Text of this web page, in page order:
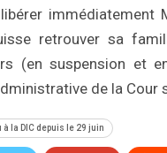
immédiatement
retrouver sa
(en suspension et
de la Cour
la DIC depuis le 29 juin